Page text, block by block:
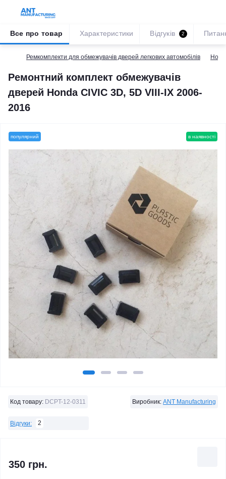
Ремкомплекти для обмежувачів дверей легкових автомобілів
Ремонтний комплект обмежувачів
дверей Honda CIVIC 3D, 5D VIII-IX 2006-
2016
Все про товар Характеристики Відгуків 2
популярний в наявності
Код товару: DCPT-12-0311 Виробник: ANT Manufacturing
Відгуки: 2
350 грн.